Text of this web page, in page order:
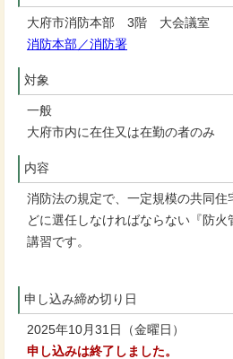
大府市消防本部 3階 大会議室
消防本部／消防署
対象
一般
大府市内に在住又は在勤の者のみ
内容
消防法の規定で、一定規模の共同住
どに選任しなければならない『防火
講習です。
申し込み締め切り日
2025年10月31日（金曜日）
申し込みは終了しました。